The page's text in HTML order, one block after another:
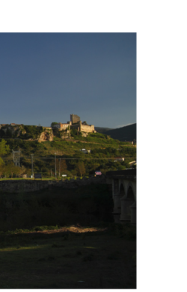
VII Feria del Vino de
Narración Oral,